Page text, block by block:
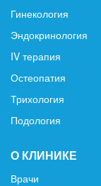
Гинекология
Эндокринология
IV терапия
Остеопатия
Трихология
Подология
О КЛИНИКЕ
Врачи